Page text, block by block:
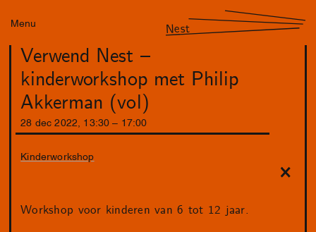
Menu Nest
Verwend Nest –
kinderworkshop met Philip
Akkerman (vol)
28 dec 2022 13 :30 17 :00
Kinderworkshop
Workshop voor kinderen van 6 tot 12 jaar.